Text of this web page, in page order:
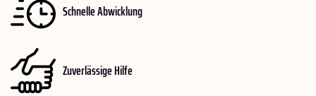
Schnelle Abwicklung
Zuverlässige Hilfe